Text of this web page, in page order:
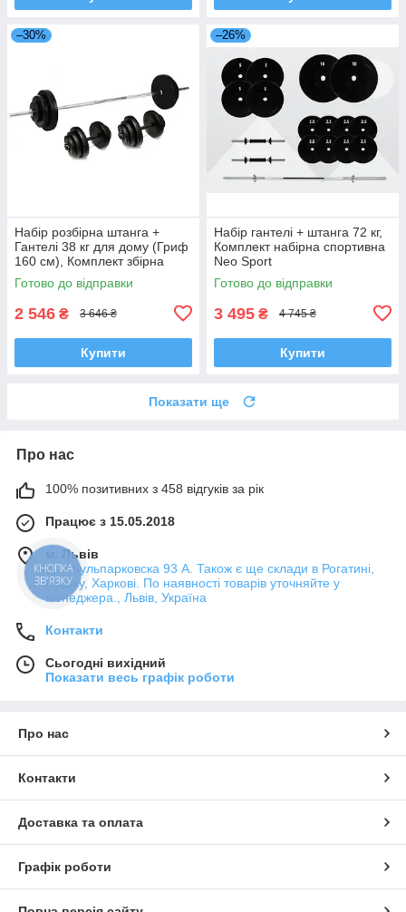
–30%
Набір розбірна штанга +
Гантелі 38 кг для дому (Гриф
160 см), Комплект збірна
спортивна WCG
Готово до відправки
2 546 ₴ 3 646 ₴
Купити
–26%
Набір гантелі + штанга 72 кг,
Комплект набірна спортивна
Neo Sport
Готово до відправки
3 495 ₴ 4 745 ₴
Купити
Показати ще
Про нас
100% позитивних з 458 відгуків за рік
Працює з 15.05.2018
м. Львів
вул. Кульпарковска 93 А. Також є ще склади в Рогатині,
Луцьку, Харкові. По наявності товарів уточняйте у
менеджера., Львів, Україна
Контакти
Сьогодні вихідний
Показати весь графік роботи
Про нас
Контакти
Доставка та оплата
Графік роботи
КНОПКА
ЗВ'ЯЗКУ